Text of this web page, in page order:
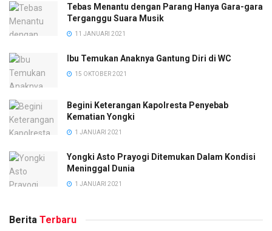
Tebas Menantu dengan Parang Hanya Gara-gara
Terganggu Suara Musik
11 JANUARI 2021
Ibu Temukan Anaknya Gantung Diri di WC
15 OKTOBER 2021
Begini Keterangan Kapolresta Penyebab
Kematian Yongki
1 JANUARI 2021
Yongki Asto Prayogi Ditemukan Dalam Kondisi
Meninggal Dunia
1 JANUARI 2021
Berita Terbaru